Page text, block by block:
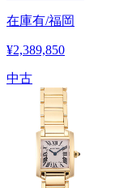
在庫有/福岡
¥2,389,850
中古